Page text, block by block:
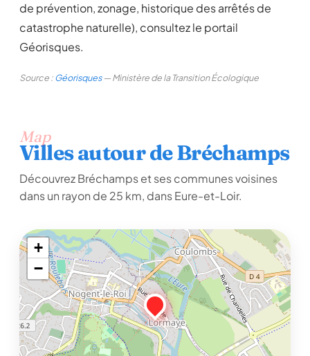
de prévention, zonage, historique des arrêtés de
catastrophe naturelle), consultez le portail
Géorisques.
Source :Géorisques— Ministère de la Transition Écologique
Map
Villes autour de Bréchamps
Découvrez Bréchamps et ses communes voisines
dans un rayon de 25 km, dans Eure-et-Loir.
+
−